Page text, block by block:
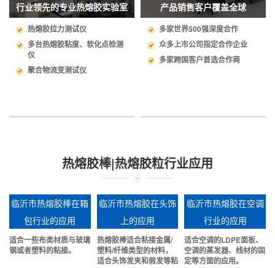
行业领先的专业热熔胶实验室
热熔胶拉力测试仪
多台热熔胶粘度、软化点检测
仪
聚合物流变测试仪
产品销售客户覆盖全球
多家世界500强深度合作
众多上市公司指定合作企业
多家跨国客户首选合作商
热熔胶棒|热熔胶粒行业应用
临沂市热熔胶棒在箱
包行业的应用
适合一些布类材质与玻璃
钢或者塑料的粘接。
临沂市热熔胶在头饰
上的应用
热熔胶棒适合粘接金属/
塑料/纤维类型的材料，
适合头饰发夹和假发等粘
临沂市热熔胶在空调
行业的应用
适合空调的LDPE面板、
空调的蒸发器、线材的固
定等方面的应用。